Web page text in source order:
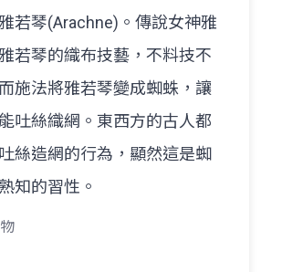
若琴(Arachne)。傳說女神雅
若琴的織布技藝，不料技不
施法將雅若琴變成蜘蛛，讓
吐絲織網。東西方的古人都
絲造網的行為，顯然這是蜘
知的習性。